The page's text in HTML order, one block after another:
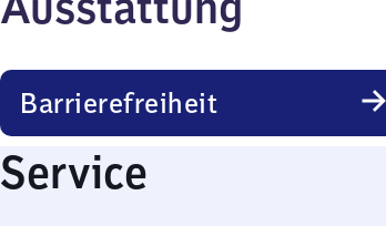
Barrierefreiheit
Service